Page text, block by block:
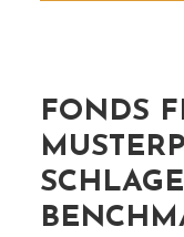
FONDS